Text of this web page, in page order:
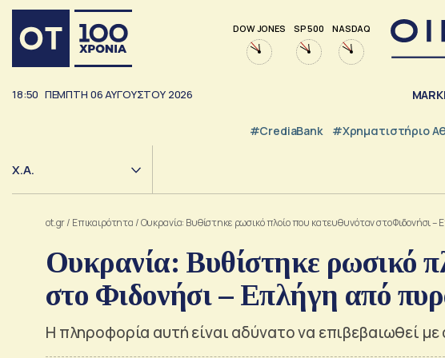
DOW JONES SP 500 NASDAQ
18:50 ΠΕΜΠΤΗ 06ΑΥΓΟΥΣΤΟΥ 2026
#CrediaBank #Χρηματιστήριο
Χ.Α.
ot.gr/ Επικαιρότητα /Ουκρανία: Βυθίστηκε ρωσικό πλοίο που κατευθυνόταν στο Φιδονήσι
Ουκρανία: Βυθίστηκε ρωσικό
στο Φιδονήσι – Επλήγη από
Η πληροφορία αυτή είναι αδύνατο να επιβεβαιωθεί